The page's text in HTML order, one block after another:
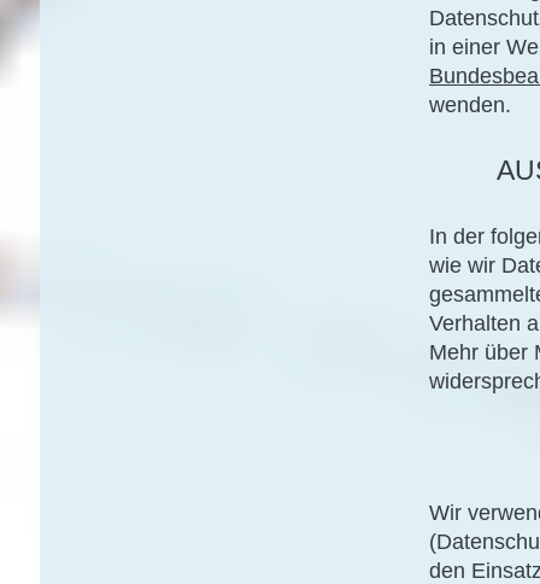
in einer
wenden.
In der
wie wir
Verhalten
Mehr über
Wir
den